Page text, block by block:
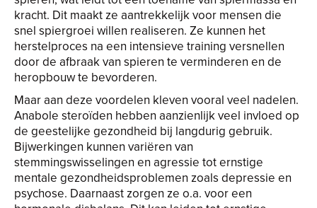
kracht. Dit maakt ze aantrekkelijk voor mensen die
snel spiergroei willen realiseren. Ze kunnen het
herstelproces na een intensieve training versnellen
door de afbraak van spieren te verminderen en de
heropbouw te bevorderen.
Maar aan deze voordelen kleven vooral veel nadelen.
Anabole steroïden hebben aanzienlijk veel invloed op
de geestelijke gezondheid bij langdurig gebruik.
Bijwerkingen kunnen variëren van
stemmingswisselingen en agressie tot ernstige
mentale gezondheidsproblemen zoals depressie en
psychose. Daarnaast zorgen ze o.a. voor een